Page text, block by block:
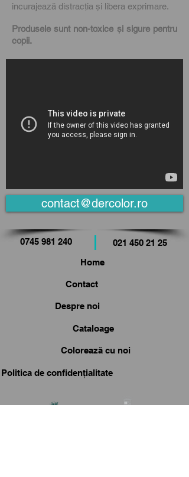
incurajează distracția și libera exprimare.
Produsele sunt non-toxice și sigure pentru
copii.
contact@dercolor.ro
0745 981 240
021 450 21 25
Home
Contact
Despre noi
Cataloage
Colorează cu noi
Politica de confidențialitate